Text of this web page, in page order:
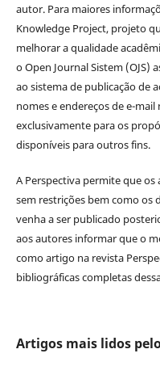
autor. Para maiores
Knowledge Project, projeto
melhorar a qualidade
o Open Journal Sistem (OJS)
ao sistema de publicação de
nomes e endereços de e-
exclusivamente para os
disponíveis para outros fins.
A Perspectiva permite que
sem restrições bem como os
venha a ser publicado
aos autores informar que o
como artigo na revista
bibliográficas completas
Artigos mais lidos